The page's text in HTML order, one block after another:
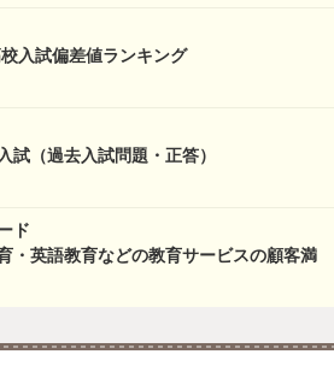
入試偏差値ランキング
試（過去入試問題・正答）
ド
・英語教育などの教育サービスの顧客満